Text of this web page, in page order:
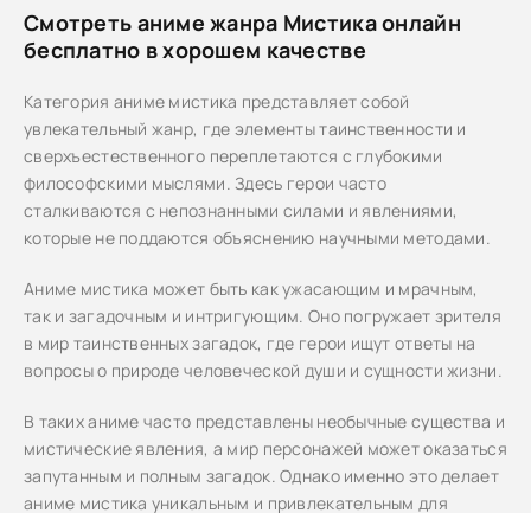
Смотреть аниме жанра Мистика онлайн
бесплатно в хорошем качестве
Категория аниме мистика представляет собой
увлекательный жанр, где элементы таинственности и
сверхъестественного переплетаются с глубокими
философскими мыслями. Здесь герои часто
сталкиваются с непознанными силами и явлениями,
которые не поддаются объяснению научными методами.
Аниме мистика может быть как ужасающим и мрачным,
так и загадочным и интригующим. Оно погружает зрителя
в мир таинственных загадок, где герои ищут ответы на
вопросы о природе человеческой души и сущности жизни.
В таких аниме часто представлены необычные существа и
мистические явления, а мир персонажей может оказаться
запутанным и полным загадок. Однако именно это делает
аниме мистика уникальным и привлекательным для